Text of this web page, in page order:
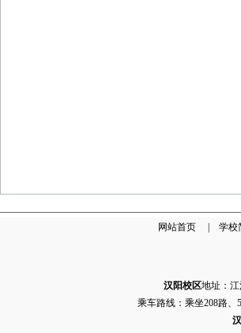
网站首页| 学校
汉阳校区地址：
乘车路线：乘坐208路